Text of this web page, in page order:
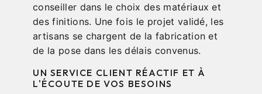
conseiller dans le choix des matériaux et
des finitions. Une fois le projet validé, les
artisans se chargent de la fabrication et
de la pose dans les délais convenus.
UN SERVICE CLIENT RÉACTIF ET À
L'ÉCOUTE DE VOS BESOINS